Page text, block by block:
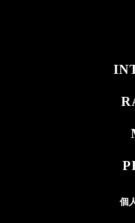
個